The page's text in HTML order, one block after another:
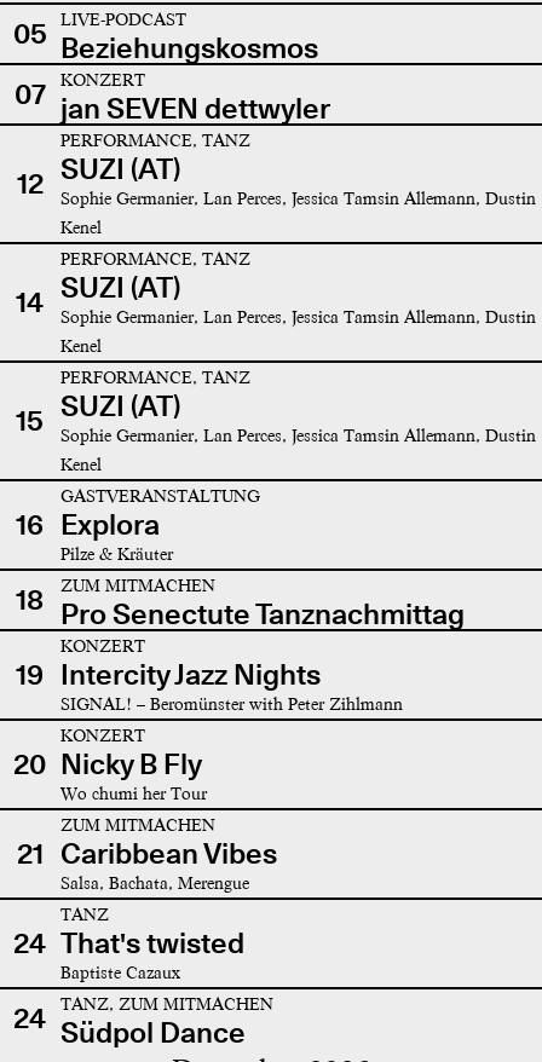
05 LIVE-PODCAST
Beziehungskosmos
07
KONZERT
jan SEVEN dettwyler
12
PERFORMANCE, TANZ
SUZI (AT)
Sophie Germanier, Lan Perces, Jessica Tamsin Allemann, Dustin
Kenel
14
PERFORMANCE, TANZ
SUZI (AT)
Sophie Germanier, Lan Perces, Jessica Tamsin Allemann, Dustin
Kenel
15
PERFORMANCE, TANZ
SUZI (AT)
Sophie Germanier, Lan Perces, Jessica Tamsin Allemann, Dustin
Kenel
16
GASTVERANSTALTUNG
Explora
Pilze & Kräuter
18 ZUM MITMACHEN
Pro Senectute Tanznachmittag
19
KONZERT
Intercity Jazz Nights
SIGNAL! – Beromünster with Peter Zihlmann
20
KONZERT
Nicky B Fly
Wo chumi her Tour
21
ZUM MITMACHEN
Caribbean Vibes
Salsa, Bachata, Merengue
24
TANZ
That's twisted
Baptiste Cazaux
24 TANZ, ZUM MITMACHEN
Südpol Dance